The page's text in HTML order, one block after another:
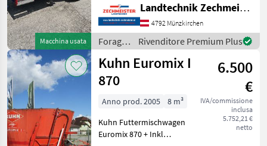
Macchina usata
rechts Tipo di costruzione:
Trainato, Scarico mangimi:
Entrambi i lati, Ordine di
mescolatu
Landtechnik Zechmeister GmbH & Co KG
4792 Münzkirchen
Foraggiamento
/
Siloking
Rivenditore Premium Plus
Kuhn Euromix I
870
6.500
€
IVA/commissione
inclusa
5.752,21 €
netto
Anno prod. 2005
8 m³
Kuhn Futtermischwagen
Euromix 870 + Inkl